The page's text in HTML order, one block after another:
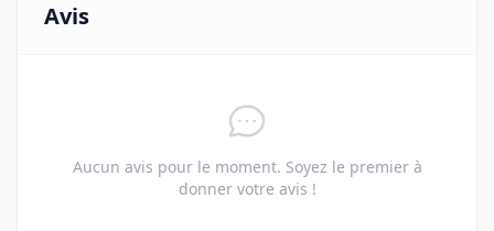
Avis
Aucun avis pour le moment. Soyez le premier à
donner votre avis !